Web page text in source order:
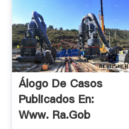
Álogo De Casos
Publicados En:
Www. Ra.gob